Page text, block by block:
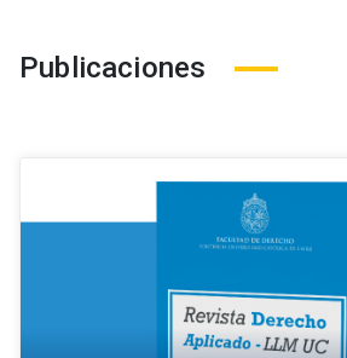
Publicaciones